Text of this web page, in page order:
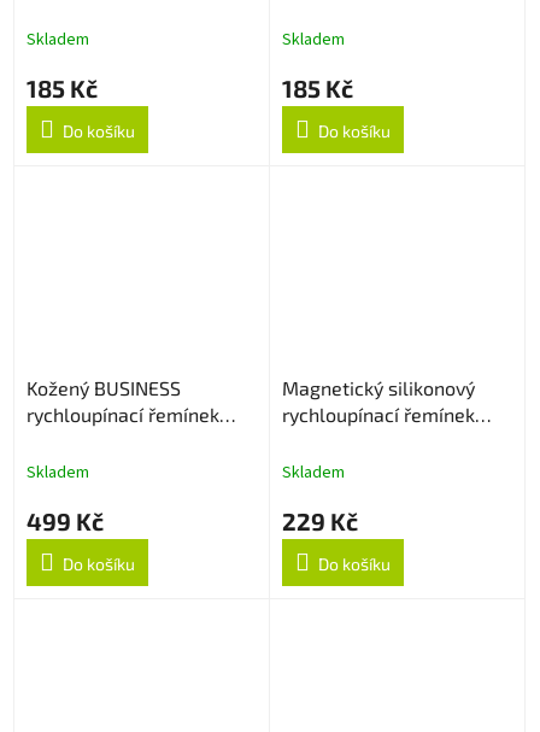
Skladem
185 Kč
Do košíku
Skladem
185 Kč
Do košíku
Kožený BUSINESS
rychloupínací řemínek
Skladem
499 Kč
Do košíku
Magnetický silikonový
rychloupínací řemínek
Skladem
229 Kč
Do košíku